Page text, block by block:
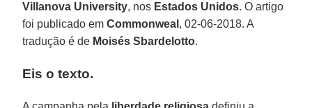
Villanova University, nos Estados Unidos. O artigo
foi publicado emCommonweal , 02-06-2018. A
tradução é de Moisés Sbardelotto.
Eis o texto.